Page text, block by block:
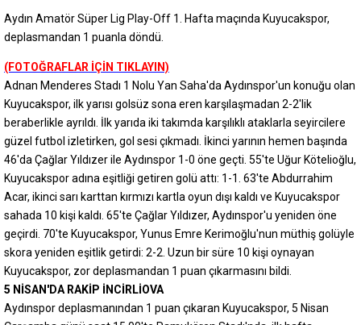
Aydın Amatör Süper Lig Play-Off 1. Hafta maçında Kuyucakspor,
deplasmandan 1 puanla döndü.
(FOTOĞRAFLAR İÇİN TIKLAYIN)
Adnan Menderes Stadı 1 Nolu Yan Saha'da Aydınspor'un konuğu olan
Kuyucakspor, ilk yarısı golsüz sona eren karşılaşmadan 2-2'lik
beraberlikle ayrıldı. İlk yarıda iki takımda karşılıklı ataklarla seyircilere
güzel futbol izletirken, gol sesi çıkmadı. İkinci yarının hemen başında
46'da Çağlar Yıldızer ile Aydınspor 1-0 öne geçti. 55'te Uğur Kötelioğlu,
Kuyucakspor adına eşitliği getiren golü attı: 1-1. 63'te Abdurrahim
Acar, ikinci sarı karttan kırmızı kartla oyun dışı kaldı ve Kuyucakspor
sahada 10 kişi kaldı. 65'te Çağlar Yıldızer, Aydınspor'u yeniden öne
geçirdi. 70'te Kuyucakspor, Yunus Emre Kerimoğlu'nun müthiş golüyle
skora yeniden eşitlik getirdi: 2-2. Uzun bir süre 10 kişi oynayan
Kuyucakspor, zor deplasmandan 1 puan çıkarmasını bildi.
5 NİSAN'DA RAKİP İNCİRLİOVA
Aydınspor deplasmanından 1 puan çıkaran Kuyucakspor, 5 Nisan